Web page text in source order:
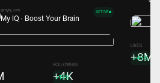
@myiq_com
My IQ · Boost Your Brain
ACTIVE
FOLLOWERS
+4K
+19%
LIKES
+8M
+45%